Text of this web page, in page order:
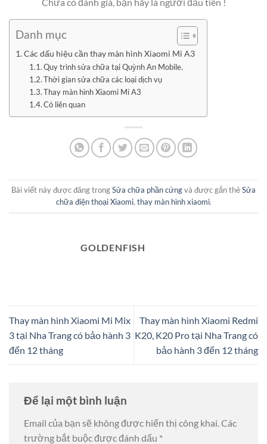
Danh mục
Các dấu hiệu cần thay màn hình Xiaomi Mi A3
Quy trình sửa chữa tại Quỳnh An Mobile.
Thời gian sửa chữa các loại dịch vụ
Thay màn hình Xiaomi Mi A3
Có liên quan
Bài viết này được đăng trongSửa chữa phần cứngvà được gắn thẻSửa
chữa điện thoại Xiaomi, thay màn hình xiaomi.
GOLDENFISH
Thay màn hình Xiaomi Mi Mix
3 tại Nha Trang có bảo hành 3
đến 12 tháng
Thay màn hình Xiaomi Redmi
K20, K20 Pro tại Nha Trang có
bảo hành 3 đến 12 tháng
Để lại một bình luận
Email của bạn sẽ không được hiển thị công khai.Các
trường bắt buộc được đánh dấu *